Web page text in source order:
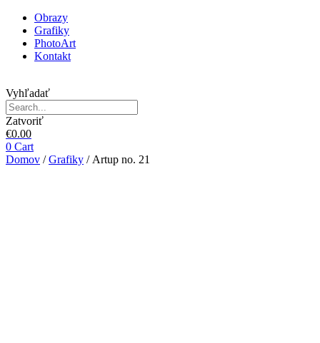
Obrazy
Grafiky
PhotoArt
Kontakt
Vyhľadať
Zatvoriť
€0.00
0 Cart
Domov /Grafiky / Artup no. 21